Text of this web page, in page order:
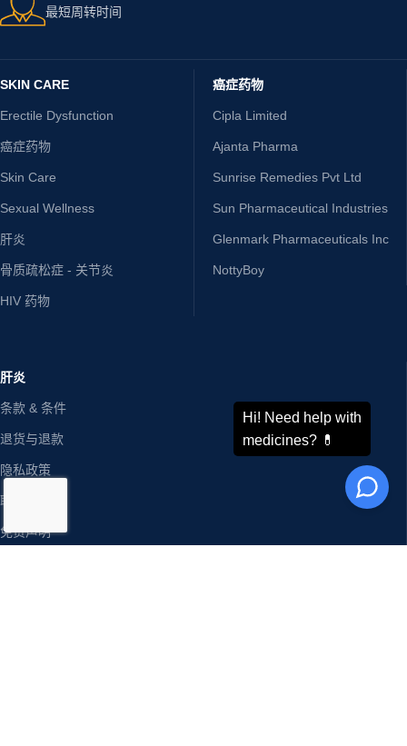
最短周转时间
SKIN CARE
Erectile Dysfunction
癌症药物
Skin Care
Sexual Wellness
肝炎
骨质疏松症 - 关节炎
HIV 药物
癌症药物
Cipla Limited
Ajanta Pharma
Sunrise Remedies Pvt Ltd
Sun Pharmaceutical Industries
Glenmark Pharmaceuticals Inc
NottyBoy
肝炎
条款 & 条件
退货与退款
隐私政策
联系我们
免责声明